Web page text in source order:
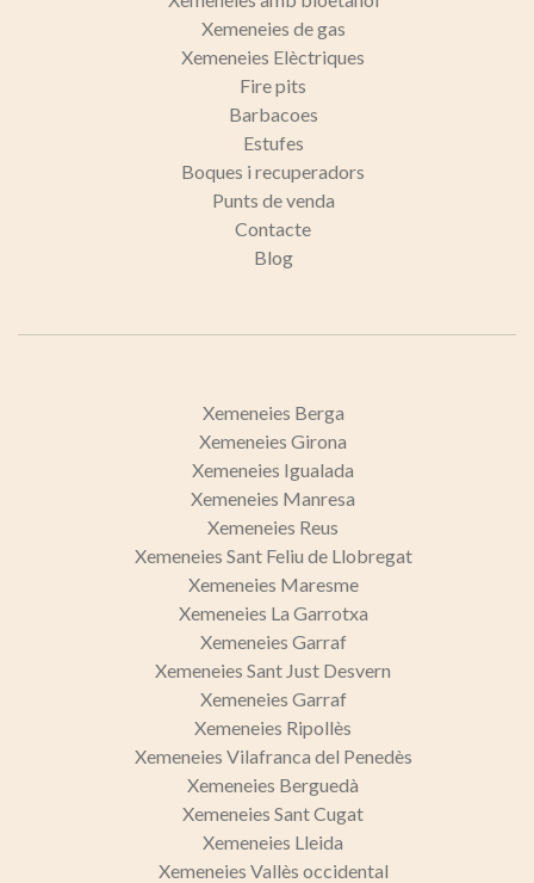
Xemeneies de gas
Xemeneies Elèctriques
Fire pits
Barbacoes
Estufes
Boques i recuperadors
Punts de venda
Contacte
Blog
Xemeneies Berga
Xemeneies Girona
Xemeneies Igualada
Xemeneies Manresa
Xemeneies Reus
Xemeneies Sant Feliu de Llobregat
Xemeneies Maresme
Xemeneies La Garrotxa
Xemeneies Garraf
Xemeneies Sant Just Desvern
Xemeneies Garraf
Xemeneies Ripollès
Xemeneies Vilafranca del Penedès
Xemeneies Berguedà
Xemeneies Sant Cugat
Xemeneies Lleida
Xemeneies Vallès occidental